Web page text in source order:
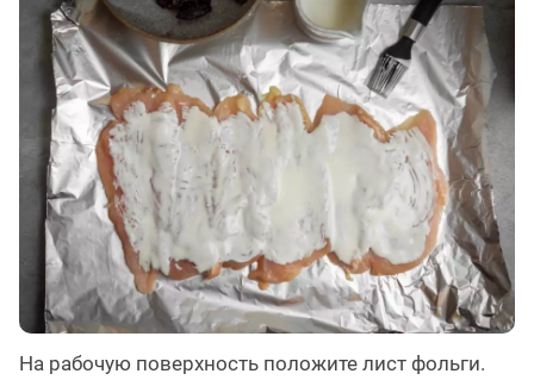
На рабочую поверхность положите лист фольги.